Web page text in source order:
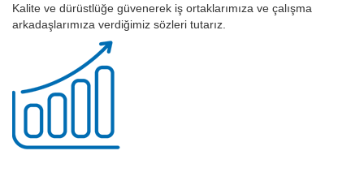
Kalite ve dürüstlüğe güvenerek iş ortaklarımıza ve çalışma
arkadaşlarımıza verdiğimiz sözleri tutarız.